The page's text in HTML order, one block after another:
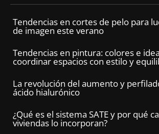
Tendencias en cortes de pelo para
de imagen este verano
Tendencias en pintura: colores e
coordinar espacios con estilo y
La revolución del aumento y
ácido hialurónico
¿Qué es el sistema SATE y por qué
viviendas lo incorporan?